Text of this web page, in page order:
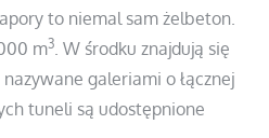
to niemal sam żelbeton.
m3 . W środku znajdują się
galeriami o łącznej
tuneli są udostępnione